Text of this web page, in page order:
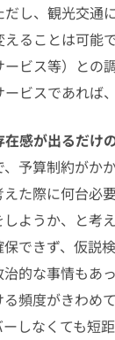
し、観光交通
ることは可能
ビス等）との
ビスであれば
感が出るだけ
予算制約がか
た際に何台必
ようか、と考
できず、仮説
的な事情もあ
頻度がきわめ
しなくても短